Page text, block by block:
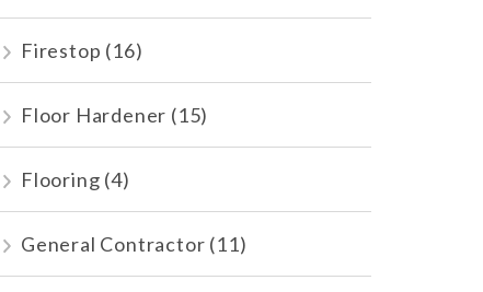
Firestop (16)
Floor Hardener (15)
Flooring (4)
General Contractor (11)